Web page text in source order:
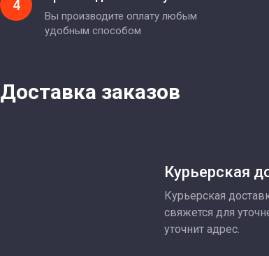
4
Вы производите оплату любым
удобным способом
Доставка заказов
Курьерская
Курьерская
свяжется для
уточнит адрес.